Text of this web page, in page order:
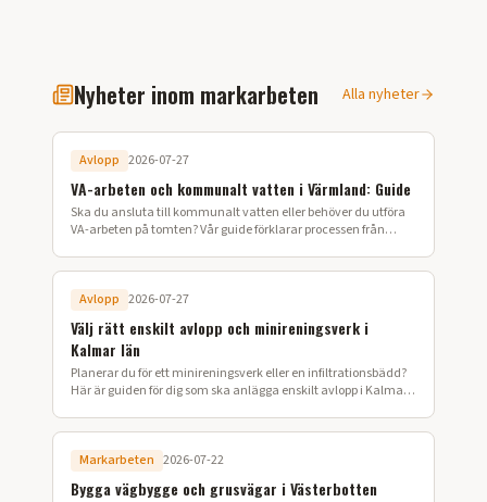
Nyheter inom markarbeten Alla nyheter
Avlopp 2026-07-27
VA-arbeten och kommunalt vatten i Värmland: Guide
Ska du ansluta till kommunalt vatten eller behöver du utföra
VA-arbeten på tomten? Vår guide förklarar processen från
Avlopp 2026-07-27
Välj rätt enskilt avlopp och minireningsverk i
Kalmar län
Planerar du för ett minireningsverk eller en infiltrationsbädd?
Här är guiden för dig som ska anlägga enskilt avlopp i Kalmar
Markarbeten 2026-07-22
Bygga vägbygge och grusvägar i Västerbotten